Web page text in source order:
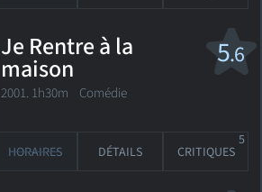
5.6
Je Rentre à la
maison
2001. 1h30m Comédie
HORAIRES DÉTAILS CRITIQUES
5